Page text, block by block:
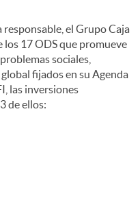
el Grupo Caja
17 ODS que promueve
sociales,
fijados en su Agenda
las inversiones
de ellos: